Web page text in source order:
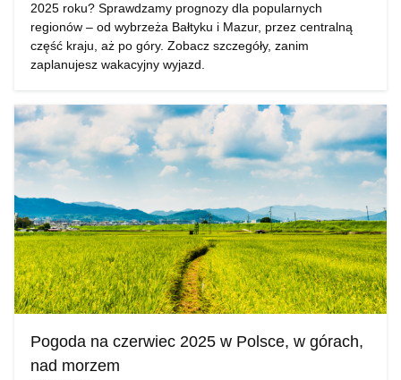
2025 roku? Sprawdzamy prognozy dla popularnych
regionów – od wybrzeża Bałtyku i Mazur, przez centralną
część kraju, aż po góry. Zobacz szczegóły, zanim
zaplanujesz wakacyjny wyjazd.
Pogoda na czerwiec 2025 w Polsce, w górach,
nad morzem